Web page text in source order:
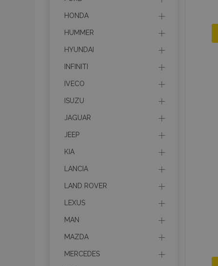
HONDA
HUMMER
HYUNDAI
INFINITI
IVECO
ISUZU
JAGUAR
JEEP
KIA
LANCIA
LAND ROVER
LEXUS
MAN
MAZDA
MERCEDES